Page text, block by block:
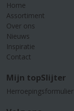
Home
Assortiment
Over ons
Nieuws
Inspiratie
Contact
Mijn topSlijter
Herroepingsformulier